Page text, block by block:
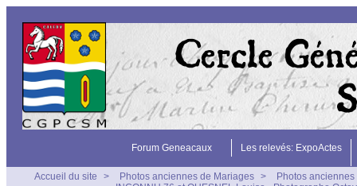
Forum Geneacaux Les relevés: ExpoActes
Accueil du site > Photos anciennes de Mariages >
Photos